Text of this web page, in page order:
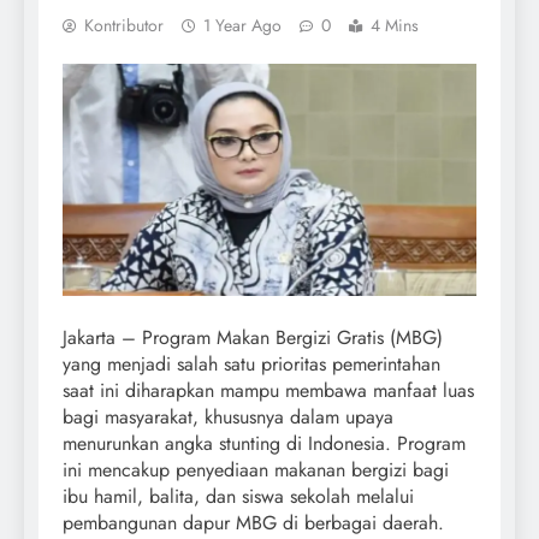
Kontributor 1 Year Ago 0 4 Mins
Jakarta – Program Makan Bergizi Gratis (MBG)
yang menjadi salah satu prioritas pemerintahan
saat ini diharapkan mampu membawa manfaat luas
bagi masyarakat, khususnya dalam upaya
menurunkan angka stunting di Indonesia. Program
ini mencakup penyediaan makanan bergizi bagi
ibu hamil, balita, dan siswa sekolah melalui
pembangunan dapur MBG di berbagai daerah.